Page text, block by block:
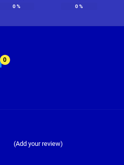
0% 0%
0
(Add your review)